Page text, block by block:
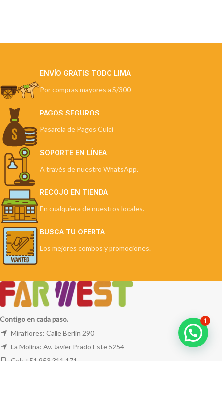
ENVÍO GRATIS TODO LIMA
Por compras mayores a S/300
PAGOS SEGUROS
Pasarela de Pagos Culqi
SOPORTE EN LÍNEA
A través de nuestro WhatsApp.
RECOJO EN TIENDA
En cualquiera de nuestros locales.
BUSCA TU OFERTA
Los mejores combos y promociones.
Contigo en cada paso.
Miraflores: Calle Berlín 290
La Molina: Av. Javier Prado Este 5254
Cel: +51 953 311 171
1